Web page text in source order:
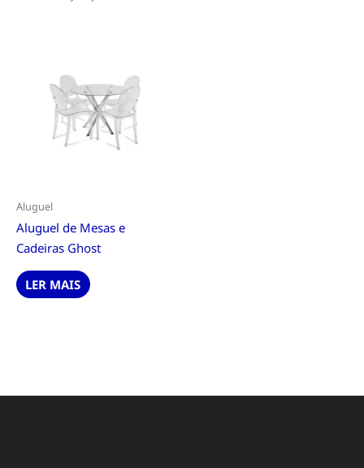
Aluguel
Aluguel de Mesas e
Cadeiras Ghost
LER MAIS